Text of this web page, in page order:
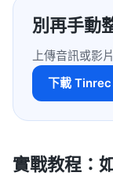
別再手動
上傳音訊或影
下載
實戰教程：